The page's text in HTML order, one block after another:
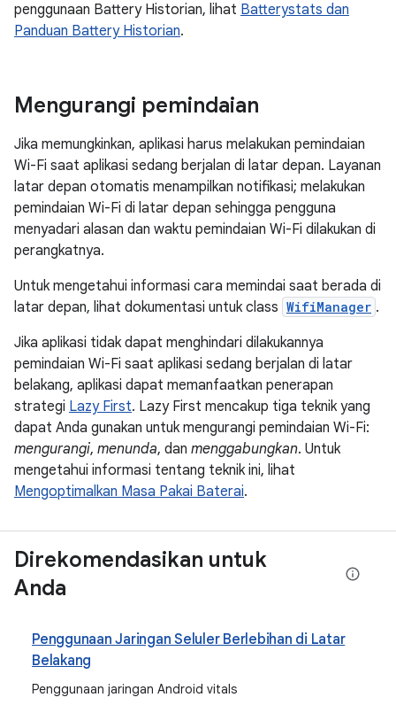
penggunaan Battery Historian, lihat Batterystats dan
Panduan Battery Historian.
Mengurangi pemindaian
Jika memungkinkan, aplikasi harus melakukan pemindaian
Wi-Fi saat aplikasi sedang berjalan di latar depan. Layanan
latar depan otomatis menampilkan notifikasi; melakukan
pemindaian Wi-Fi di latar depan sehingga pengguna
menyadari alasan dan waktu pemindaian Wi-Fi dilakukan di
perangkatnya.
Untuk mengetahui informasi cara memindai saat berada di
latar depan, lihat dokumentasi untuk class WifiManager .
Jika aplikasi tidak dapat menghindari dilakukannya
pemindaian Wi-Fi saat aplikasi sedang berjalan di latar
belakang, aplikasi dapat memanfaatkan penerapan
strategi Lazy First. Lazy First mencakup tiga teknik yang
dapat Anda gunakan untuk mengurangi pemindaian Wi-Fi:
mengurangi, menunda, dan menggabungkan. Untuk
mengetahui informasi tentang teknik ini, lihat
Mengoptimalkan Masa Pakai Baterai.
Direkomendasikan untuk
Anda
Penggunaan Jaringan Seluler Berlebihan di Latar
Belakang
Penggunaan jaringan Android vitals